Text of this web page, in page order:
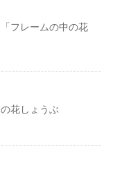
フレームの中の花
花しょうぶ